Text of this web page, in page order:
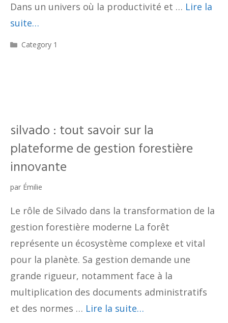
Dans un univers où la productivité et … Lire la
suite…
Catégories
Category 1
silvado : tout savoir sur la
plateforme de gestion forestière
innovante
par Émilie
Le rôle de Silvado dans la transformation de la
gestion forestière moderne La forêt
représente un écosystème complexe et vital
pour la planète. Sa gestion demande une
grande rigueur, notamment face à la
multiplication des documents administratifs
et des normes … Lire la suite…